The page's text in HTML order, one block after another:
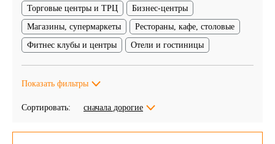
Торговые центры и ТРЦ
Бизнес-центры
Магазины, супермаркеты
Рестораны, кафе, столовые
Фитнес клубы и центры
Отели и гостиницы
Показать фильтры
Сортировать: сначала дорогие